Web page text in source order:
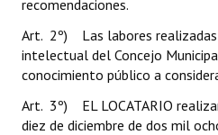
recomendaciones.
Art. 2º) Las labores realizadas
intelectual del Concejo
conocimiento público a
Art. 3º) EL LOCATARIO
diez de diciembre de dos mil